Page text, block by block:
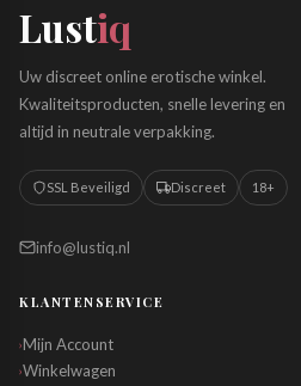
Lustiq
Uw discreet online erotische winkel.
Kwaliteitsproducten, snelle levering en
altijd in neutrale verpakking.
SSL Beveiligd Discreet 18+
info@lustiq.nl
KLANTENSERVICE
›Mijn Account
›Winkelwagen